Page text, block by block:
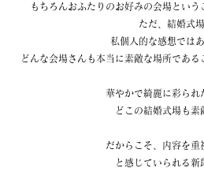
もちろんおふたりのお好みの会場という
ただ、結婚式
私個人的な感想では
どんな会場さんも本当に素敵な場所である
華やかで綺麗に彩られ
どこの結婚式場も素
だからこそ、内容を重
と感じていられる新